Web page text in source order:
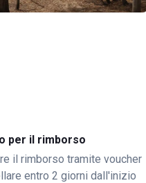
per il rimborso
il rimborso tramite voucher
entro 2 giorni dall'inizio